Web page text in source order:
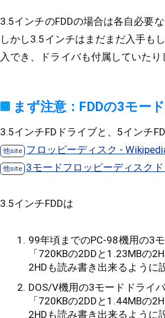
3.5インチのFDDの場合は各自必要
しかし3.5インチはまだまだ入手も
入でき、ドライバも付属していた
まず注意：FDDの3モー
3.5インチFDドライブと、5インチ
フロッピーディスク -
3モードフロッピーディスク
3.5インチFDDは
99年頃までのPC-98機用の3
「720KBの2DDと1.23MBの
2HDも読み書き出来るように
DOS/V機用の3モードドライ
「720KBの2DDと1.44MBの
2HDも読み書き出来るように